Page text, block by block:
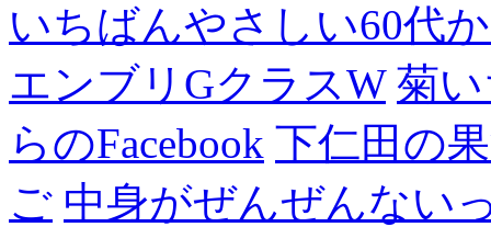
いちばんやさしい60代
エンブリGクラスW 菊
らのFacebook 下仁田の
ご 中身がぜんぜんない